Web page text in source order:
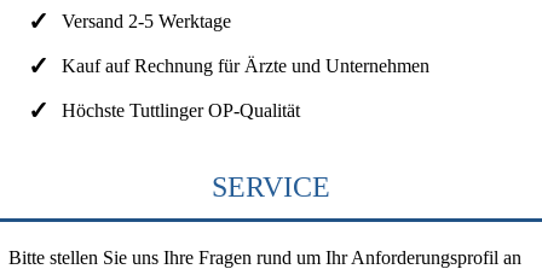
Versand 2-5 Werktage
Kauf auf Rechnung für Ärzte und Unternehmen
Höchste Tuttlinger OP-Qualität
SERVICE
Bitte stellen Sie uns Ihre Fragen rund um Ihr Anforderungsprofil an